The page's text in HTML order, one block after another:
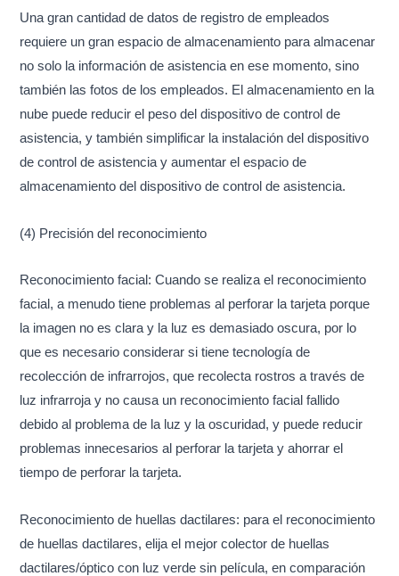
Una gran cantidad de datos de registro de empleados
requiere un gran espacio de almacenamiento para almacenar
no solo la información de asistencia en ese momento, sino
también las fotos de los empleados. El almacenamiento en la
nube puede reducir el peso del dispositivo de control de
asistencia, y también simplificar la instalación del dispositivo
de control de asistencia y aumentar el espacio de
almacenamiento del dispositivo de control de asistencia.
(4) Precisión del reconocimiento
Reconocimiento facial: Cuando se realiza el reconocimiento
facial, a menudo tiene problemas al perforar la tarjeta porque
la imagen no es clara y la luz es demasiado oscura, por lo
que es necesario considerar si tiene tecnología de
recolección de infrarrojos, que recolecta rostros a través de
luz infrarroja y no causa un reconocimiento facial fallido
debido al problema de la luz y la oscuridad, y puede reducir
problemas innecesarios al perforar la tarjeta y ahorrar el
tiempo de perforar la tarjeta.
Reconocimiento de huellas dactilares: para el reconocimiento
de huellas dactilares, elija el mejor colector de huellas
dactilares/óptico con luz verde sin película, en comparación